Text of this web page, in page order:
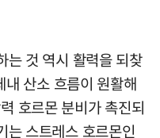
는 것 역시 활력을 되찾
산소 흐름이 원활해
호르몬 분비가 촉진되
는 스트레스 호르몬인